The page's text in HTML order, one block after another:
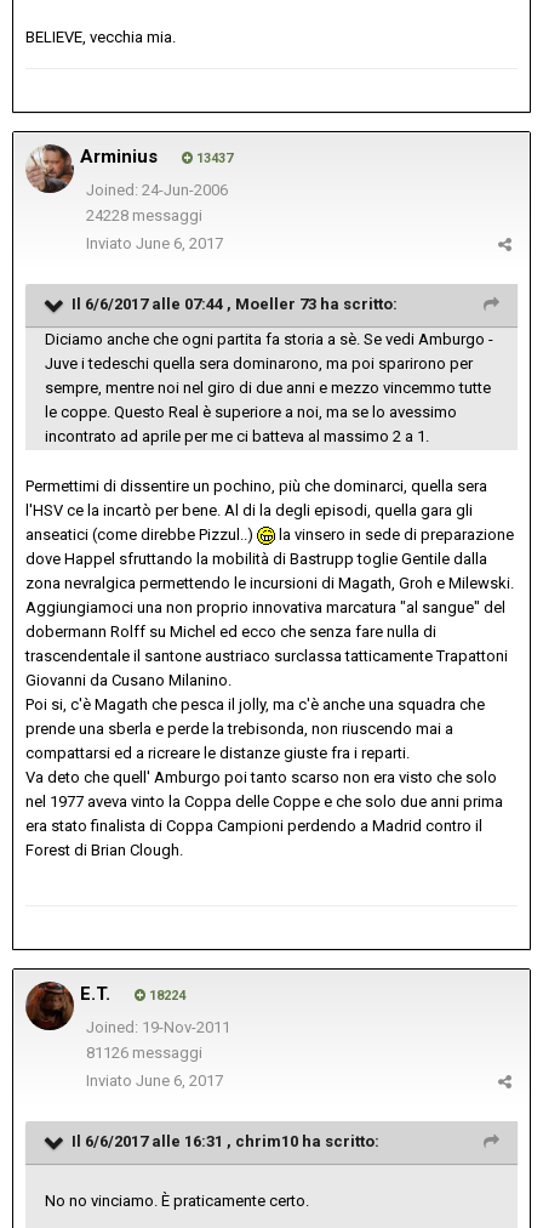
BELIEVE, vecchia mia.
Arminius 13437
Joined: 24-Jun-2006
24228 messaggi
Inviato June 6, 2017
Il 6/6/2017 alle 07:44 , Moeller 73 ha scritto:
Diciamo anche che ogni partita fa storia a sè. Se vedi Amburgo -
Juve i tedeschi quella sera dominarono, ma poi sparirono per
sempre, mentre noi nel giro di due anni e mezzo vincemmo tutte
le coppe. Questo Real è superiore a noi, ma se lo avessimo
incontrato ad aprile per me ci batteva al massimo 2 a 1.
Permettimi di dissentire un pochino, più che dominarci, quella sera
l'HSV ce la incartò per bene. Al di la degli episodi, quella gara gli
anseatici (come direbbe Pizzul..)
la vinsero in sede di preparazione
dove Happel sfruttando la mobilità di Bastrupp toglie Gentile dalla
zona nevralgica permettendo le incursioni di Magath, Groh e Milewski.
Aggiungiamoci una non proprio innovativa marcatura "al sangue" del
dobermann Rolff su Michel ed ecco che senza fare nulla di
trascendentale il santone austriaco surclassa tatticamente Trapattoni
Giovanni da Cusano Milanino.
Poi si, c'è Magath che pesca il jolly, ma c'è anche una squadra che
prende una sberla e perde la trebisonda, non riuscendo mai a
compattarsi ed a ricreare le distanze giuste fra i reparti.
Va deto che quell' Amburgo poi tanto scarso non era visto che solo
nel 1977 aveva vinto la Coppa delle Coppe e che solo due anni prima
era stato finalista di Coppa Campioni perdendo a Madrid contro il
Forest di Brian Clough.
E.T. 18224
Joined: 19-Nov-2011
81126 messaggi
Inviato June 6, 2017
Il 6/6/2017 alle 16:31 , chrim10 ha scritto:
No no vinciamo. È praticamente certo.